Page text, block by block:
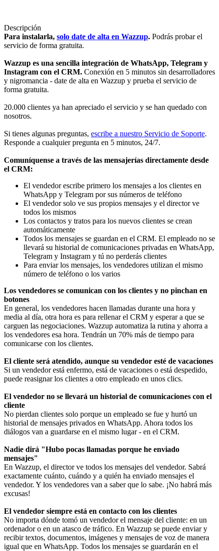
Descripción
Para instalarla, solo date de alta en Wazzup. Podrás probar el
servicio de forma gratuita.
Wazzup es una sencilla integración de WhatsApp, Telegram y
Instagram con el CRM. Conexión en 5 minutos sin desarrolladores
y nigromancia - date de alta en Wazzup y prueba el servicio de
forma gratuita.
20.000 clientes ya han apreciado el servicio y se han quedado con
nosotros.
Si tienes algunas preguntas, escribe a nuestro Servicio de Soporte.
Responde a cualquier pregunta en 5 minutos, 24/7.
Comuníquense a través de las mensajerías directamente desde
el CRM:
El vendedor escribe primero los mensajes a los clientes en
WhatsApp y Telegram por sus números de teléfono
El vendedor solo ve sus propios mensajes y el director ve
todos los mismos
Los contactos y tratos para los nuevos clientes se crean
automáticamente
Todos los mensajes se guardan en el CRM. El empleado no se
llevará su historial de comunicaciones privadas en WhatsApp,
Telegram y Instagram y tú no perderás clientes
Para enviar los mensajes, los vendedores utilizan el mismo
número de teléfono o los varios
Los vendedores se comunican con los clientes y no pinchan en
botones
En general, los vendedores hacen llamadas durante una hora y
media al día, otra hora es para rellenar el CRM y esperar a que se
carguen las negociaciones. Wazzup automatiza la rutina y ahorra a
los vendedores esa hora. Tendrán un 70% más de tiempo para
comunicarse con los clientes.
El cliente será atendido, aunque su vendedor esté de vacaciones
Si un vendedor está enfermo, está de vacaciones o está despedido,
puede reasignar los clientes a otro empleado en unos clics.
El vendedor no se llevará un historial de comunicaciones con el
cliente
No pierdan clientes solo porque un empleado se fue y hurtó un
historial de mensajes privados en WhatsApp. Ahora todos los
diálogos van a guardarse en el mismo lugar - en el CRM.
Nadie dirá "Hubo pocas llamadas porque he enviado
mensajes"
En Wazzup, el director ve todos los mensajes del vendedor. Sabrá
exactamente cuánto, cuándo y a quién ha enviado mensajes el
vendedor. Y los vendedores van a saber que lo sabe. ¡No habrá más
excusas!
El vendedor siempre está en contacto con los clientes
No importa dónde tomó un vendedor el mensaje del cliente: en un
ordenador o en un atasco de tráfico. En Wazzup se puede enviar y
recibir textos, documentos, imágenes y mensajes de voz de manera
igual que en WhatsApp. Todos los mensajes se guardarán en el